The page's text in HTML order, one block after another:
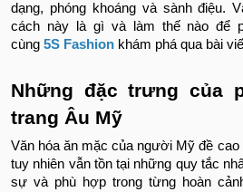
dạng, phóng khoáng và sành điệu.
cách này là gì và làm thế nào để
cùng 5S Fashion khám phá qua bài
Những đặc trưng của
trang Âu Mỹ
Văn hóa ăn mặc của người Mỹ đề
tuy nhiên vẫn tồn tại những quy tắc
sự và phù hợp trong từng hoàn